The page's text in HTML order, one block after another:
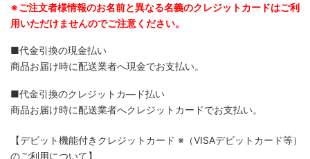
※ご注文者様情報のお名前と異なる名義のクレジットカードはご利
用いただけませんのでご注意ください。
■代金引換の現金払い
商品お届け時に配送業者へ現金でお支払い。
■代金引換のクレジットカ―ド払い
商品お届け時に配送業者へクレジットカードでお支払い。
【デビット機能付きクレジットカード ※（VISAデビットカード等）
のご利用について】